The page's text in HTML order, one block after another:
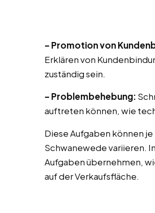
– Promotion von
Erklären von
zuständig sein.
– Problembehebung:
auftreten können, wie
Diese Aufgaben können
Schwanewede variieren.
Aufgaben übernehmen,
auf der Verkaufsfläche.